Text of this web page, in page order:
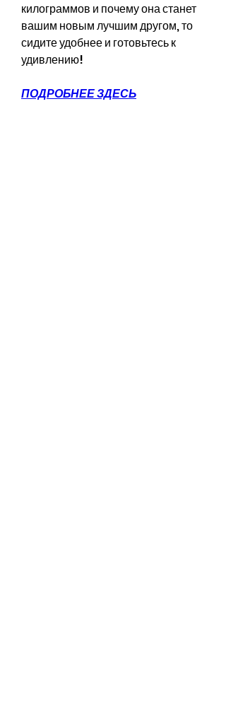
килограммов и почему она станет
вашим новым лучшим другом, то
сидите удобнее и готовьтесь к
удивлению!
ПОДРОБНЕЕ ЗДЕСЬ